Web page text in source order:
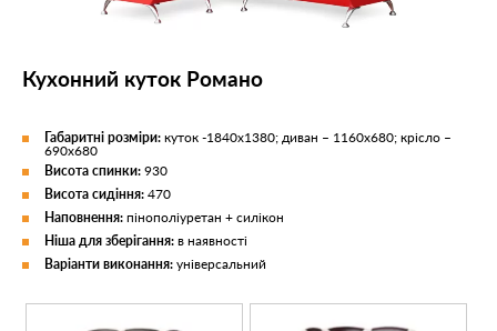
Кухонний куток Романо
Габаритні розміри: куток -1840х1380; диван – 1160х680; крісло –
690х680
Висота спинки: 930
Висота сидіння: 470
Наповнення: пінополіуретан + силікон
Ніша для зберігання: в наявності
Варіанти виконання: універсальний